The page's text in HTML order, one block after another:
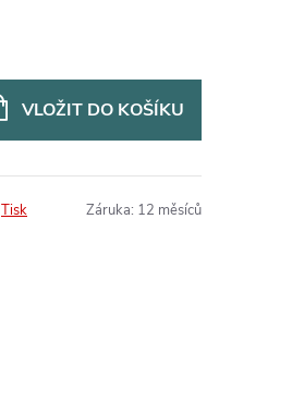
VLOŽIT DO KOŠÍKU
Tisk Záruka: 12 měsíců